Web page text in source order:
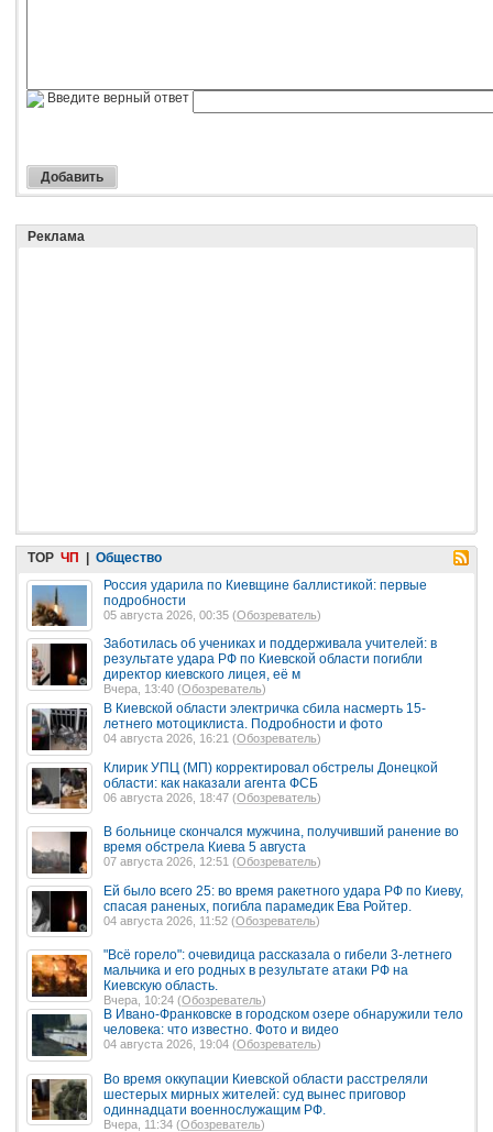
Введите верный ответ
Реклама
TOP ЧП | Общество
Россия ударила по Киевщине баллистикой: первые
подробности
05 августа 2026, 00:35 (Обозреватель)
Заботилась об учениках и поддерживала учителей: в
результате удара РФ по Киевской области погибли
директор киевского лицея, её м
Вчера, 13:40 (Обозреватель)
В Киевской области электричка сбила насмерть 15-
летнего мотоциклиста. Подробности и фото
04 августа 2026, 16:21 (Обозреватель)
Клирик УПЦ (МП) корректировал обстрелы Донецкой
области: как наказали агента ФСБ
06 августа 2026, 18:47 (Обозреватель)
В больнице скончался мужчина, получивший ранение во
время обстрела Киева 5 августа
07 августа 2026, 12:51 (Обозреватель)
Ей было всего 25: во время ракетного удара РФ по Киеву,
спасая раненых, погибла парамедик Ева Ройтер.
04 августа 2026, 11:52 (Обозреватель)
"Всё горело": очевидица рассказала о гибели 3-летнего
мальчика и его родных в результате атаки РФ на
Киевскую область.
Вчера, 10:24 (Обозреватель)
В Ивано-Франковске в городском озере обнаружили тело
человека: что известно. Фото и видео
04 августа 2026, 19:04 (Обозреватель)
Во время оккупации Киевской области расстреляли
шестерых мирных жителей: суд вынес приговор
одиннадцати военнослужащим РФ.
Вчера, 11:34 (Обозреватель)